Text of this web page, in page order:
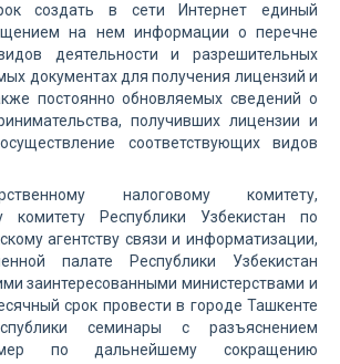
создать в сети Интернет единый
на нем информации о перечне
деятельности и разрешительных
документах для получения лицензий и
постоянно обновляемых сведений о
получивших лицензии и
соответствующих видов
налоговому комитету,
комитету Республики Узбекистан по
агентству связи и информатизации,
палате Республики Узбекистан
заинтересованными министерствами и
срок провести в городе Ташкенте
семинары с разъяснением
по дальнейшему сокращению